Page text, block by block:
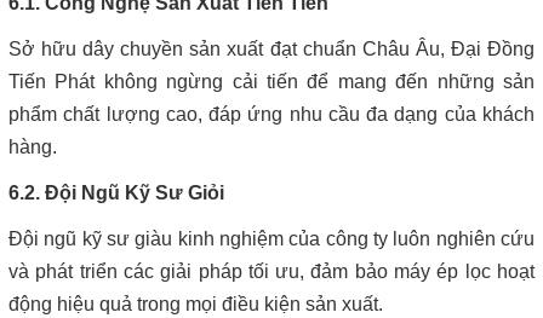
Sở hữu dây chuyền sản xuất đạt chuẩn Châu Âu, Đại Đồng
Tiến Phát không ngừng cải tiến để mang đến những sản
phẩm chất lượng cao, đáp ứng nhu cầu đa dạng của khách
hàng.
6.2. Đội Ngũ Kỹ Sư Giỏi
Đội ngũ kỹ sư giàu kinh nghiệm của công ty luôn nghiên cứu
và phát triển các giải pháp tối ưu, đảm bảo máy ép lọc hoạt
động hiệu quả trong mọi điều kiện sản xuất.